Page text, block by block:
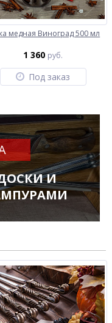
медная Виноград 500 мл
1 360 руб.
Под заказ
И